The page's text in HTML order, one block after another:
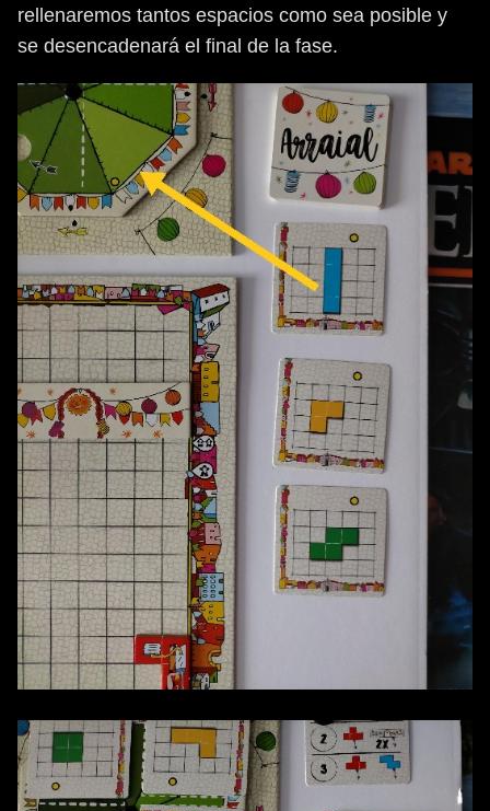
rellenaremos tantos espacios como sea posible y
se desencadenará el final de la fase.